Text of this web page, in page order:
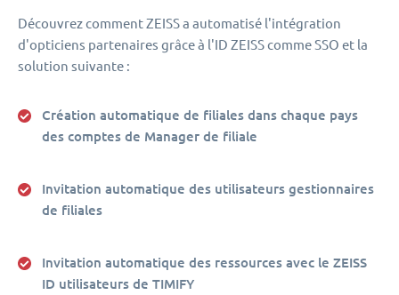
Découvrez comment ZEISS a automatisé l'intégration
d'opticiens partenaires grâce à l'ID ZEISS comme SSO et la
solution suivante :
Création automatique de filiales dans chaque pays
des comptes de Manager de filiale
Invitation automatique des utilisateurs gestionnaires
de filiales
Invitation automatique des ressources avec le ZEISS
ID utilisateurs de TIMIFY